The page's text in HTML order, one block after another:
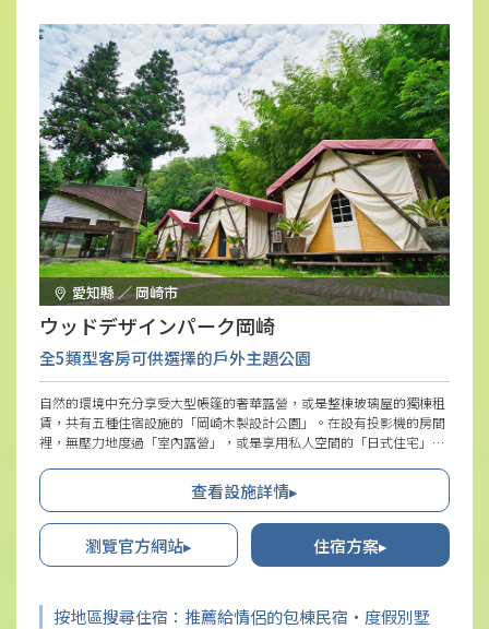
愛知縣 ／ 岡崎市
ウッドデザインパーク岡崎
全5類型客房可供選擇的戶外主題公園
自然的環境中充分享受大型帳篷的奢華露營，或是整棟玻璃屋的獨棟租
賃，共有五種住宿設施的「岡崎木製設計公園」。在設有投影機的房間
裡，無壓力地度過「室內露營」，或是享用私人空間的「日式住宅」等
自然中，品味放鬆忘卻日常的美好時光。
查看設施詳情▸
瀏覽官方網站▸ 住宿方案▸
按地區搜尋住宿：推薦給情侶的包棟民宿・度假別墅